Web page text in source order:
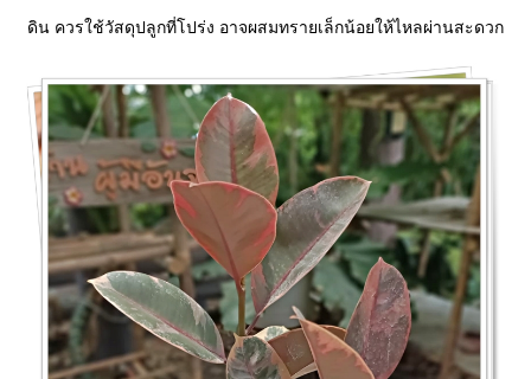
ดิน ควรใช้วัสดุปลูกที่โปร่ง อาจผสมทรายเล็กน้อยให้ไหลผ่านสะดวก